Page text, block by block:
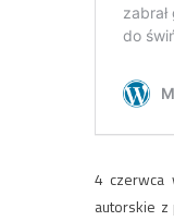
4 czerwca
autorskie z